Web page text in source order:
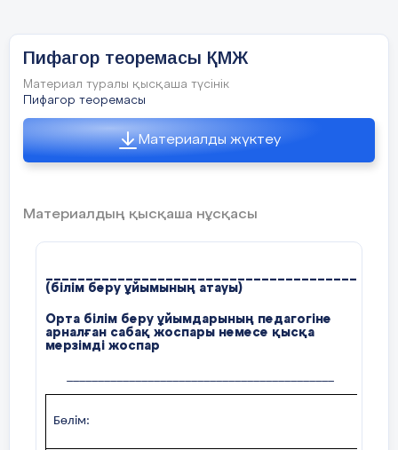
Пифагор теоремасы ҚМЖ
Материал туралы қысқаша түсінік
Пифагор теоремасы
Материалды жүктеу
Материалдың қысқаша нұсқасы
___________________________________________
(білім беру ұйымының атауы)
Орта білім беру ұйымдарының педагогіне
арналған сабақ жоспары немесе қысқа
мерзімді жоспар
Бөлім: